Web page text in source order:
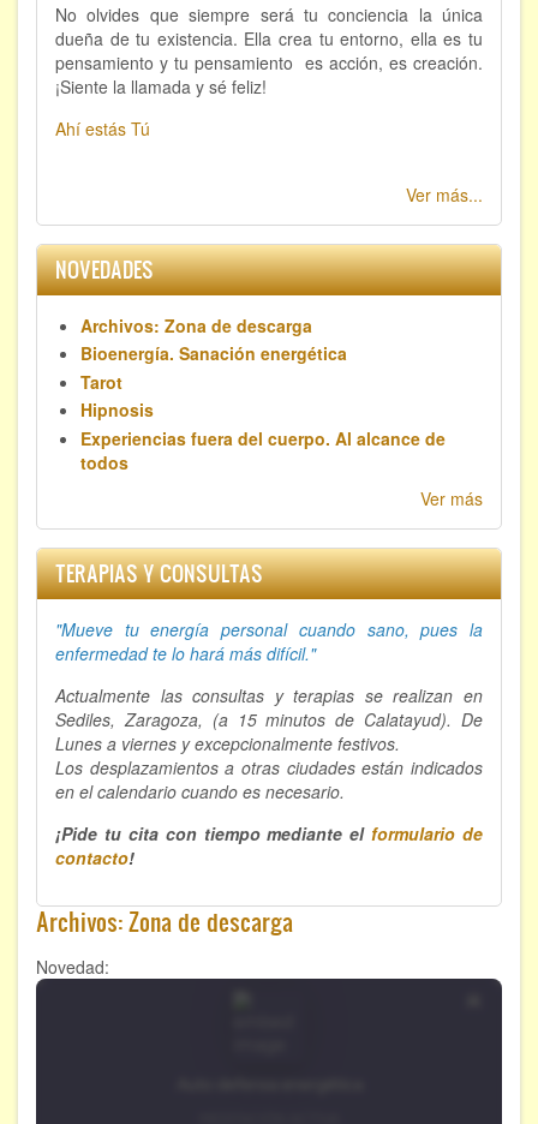
Bioenergía. Sanación energética
Relajación y autoprotección
DESCARGAS
No olvides que siempre será tu conciencia la única
dueña de tu existencia. Ella crea tu entorno, ella es tu
pensamiento y tu pensamiento es acción, es creación.
¡Siente la llamada y sé feliz!
Ahí estás Tú
Ver más...
NOVEDADES
Archivos: Zona de descarga
Bioenergía. Sanación energética
Tarot
Hipnosis
Experiencias fuera del cuerpo. Al alcance de
todos
Ver más
TERAPIAS Y CONSULTAS
"Mueve tu energía personal cuando sano, pues la
enfermedad te lo hará más difícil."
Actualmente las consultas y terapias se realizan en
Sediles, Zaragoza, (a 15 minutos de Calatayud). De
Lunes a viernes y excepcionalmente festivos.
Los desplazamientos a otras ciudades están indicados
en el calendario cuando es necesario.
¡Pide tu cita con tiempo mediante elformulario de
contacto!
Archivos: Zona de descarga
Novedad: